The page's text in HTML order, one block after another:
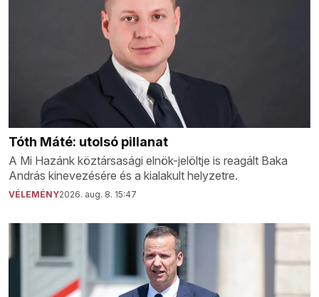
Tóth Máté: utolsó pillanat
A Mi Hazánk köztársasági elnök-jelöltje is reagált Baka
András kinevezésére és a kialakult helyzetre.
VÉLEMÉNY2026. aug. 8. 15:47